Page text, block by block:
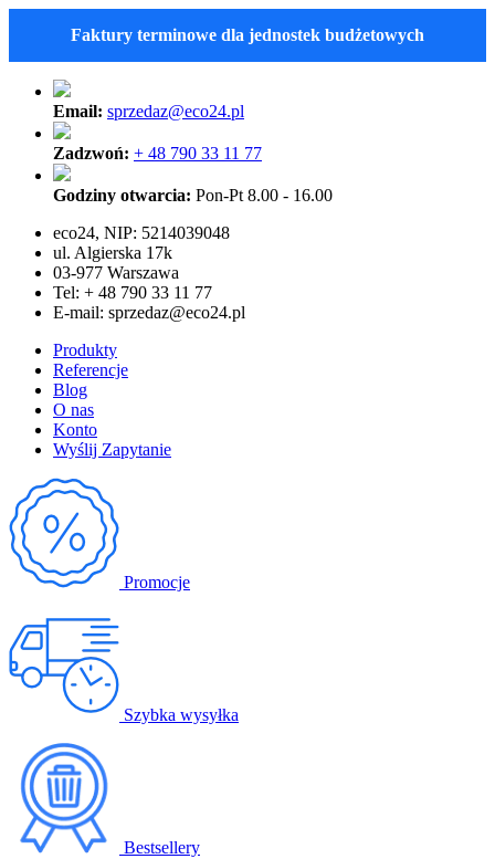
Faktury terminowe dla jednostek budżetowych
Email: sprzedaz@eco24.pl
Zadzwoń: + 48 790 33 11 77
Godziny otwarcia: Pon-Pt 8.00 - 16.00
eco24, NIP: 5214039048
ul. Algierska 17k
03-977 Warszawa
Tel: + 48 790 33 11 77
E-mail: sprzedaz@eco24.pl
Produkty
Referencje
Blog
O nas
Konto
Wyślij Zapytanie
Promocje
Szybka wysyłka
Bestsellery